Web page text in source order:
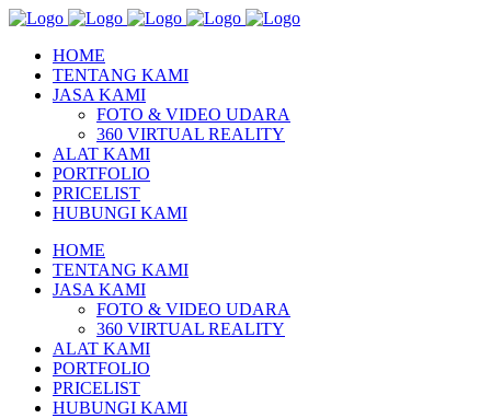
HOME
TENTANG KAMI
JASA KAMI
FOTO & VIDEO UDARA
360 VIRTUAL REALITY
ALAT KAMI
PORTFOLIO
PRICELIST
HUBUNGI KAMI
HOME
TENTANG KAMI
JASA KAMI
FOTO & VIDEO UDARA
360 VIRTUAL REALITY
ALAT KAMI
PORTFOLIO
PRICELIST
HUBUNGI KAMI